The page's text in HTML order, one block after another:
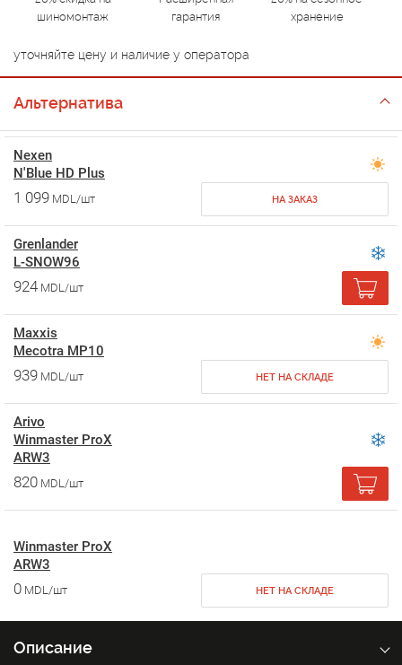
шиномонтаж
гарантия
хранение
уточняйте цену и наличие у оператора
Альтернатива
Nexen
N'Blue HD Plus
1 099 MDL/шт НА ЗАКАЗ
Grenlander
L-SNOW96
924 MDL/шт
Maxxis
Mecotra MP10
939 MDL/шт НЕТ НА СКЛАДЕ
Arivo
Winmaster ProX
ARW3
820 MDL/шт
Winmaster ProX
ARW3
0 MDL/шт НЕТ НА СКЛАДЕ
Описание